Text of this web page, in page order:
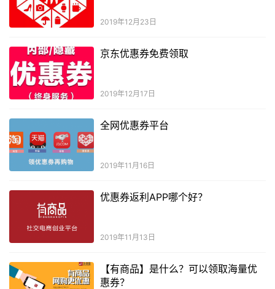
2019年12月23日
京东优惠券免费领取
2019年12月17日
全网优惠券平台
2019年11月16日
优惠券返利APP哪个好？
2019年11月13日
【有商品】是什么？可以领取海量优
惠券？